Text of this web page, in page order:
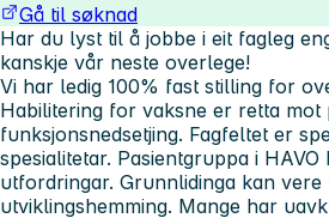
Gå til søknad
Har du lyst til å jobbe i eit fagleg
kanskje vår neste overlege!
Vi har ledig 100% fast stilling for
Habilitering for vaksne er retta
funksjonsnedsetjing. Fagfeltet er
spesialitetar. Pasientgruppa i
utfordringar. Grunnlidinga kan
utviklingshemming. Mange har